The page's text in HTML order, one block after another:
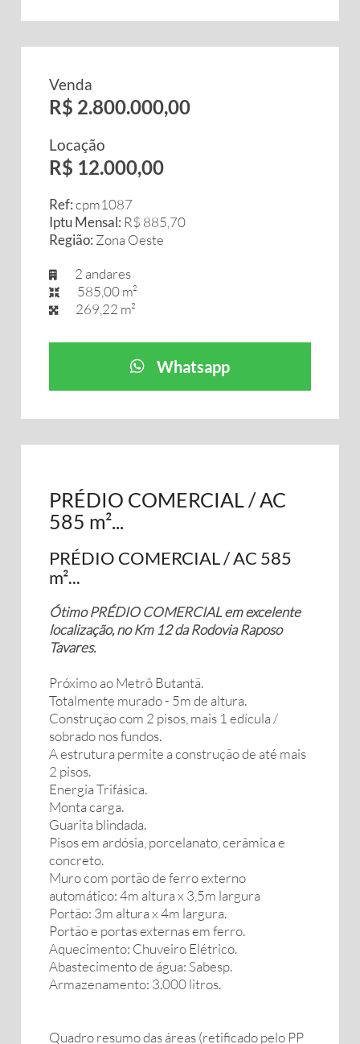
Venda
R$ 2.800.000,00
Locação
R$ 12.000,00
Ref:cpm1087
Iptu Mensal: R$ 885,70
Região: Zona Oeste
2 andares
585,00 m²
269,22 m²
Whatsapp
PRÉDIO COMERCIAL / AC
585 m²...
PRÉDIO COMERCIAL / AC 585
m²...
Ótimo PRÉDIO COMERCIAL em excelente
localização, no Km 12 da Rodovia Raposo
Tavares.
Próximo ao Metrô Butantã.
Totalmente murado - 5m de altura.
Construção com 2 pisos, mais 1 edícula /
sobrado nos fundos.
A estrutura permite a construção de até mais
2 pisos.
Energia Trifásica.
Monta carga.
Guarita blindada.
Pisos em ardósia, porcelanato, cerâmica e
concreto.
Muro com portão de ferro externo
automático: 4m altura x 3,5m largura
Portão: 3m altura x 4m largura.
Portão e portas externas em ferro.
Aquecimento: Chuveiro Elétrico.
Abastecimento de água: Sabesp.
Armazenamento: 3.000 litros.
Quadro resumo das áreas (retificado pelo PP